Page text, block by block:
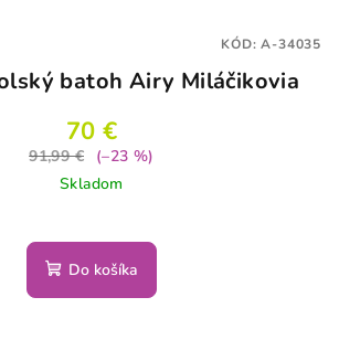
batoh Airy Miláčikovia
70 €
91,99 €
(–23 %)
Skladom
Do košíka
KÓD:A-34035